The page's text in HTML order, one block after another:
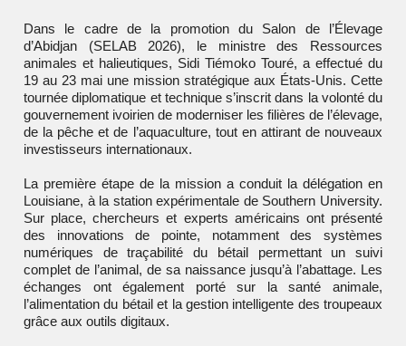
Dans le cadre de la promotion du Salon de l’Élevage
d’Abidjan (SELAB 2026), le ministre des Ressources
animales et halieutiques, Sidi Tiémoko Touré, a effectué du
19 au 23 mai une mission stratégique aux États-Unis. Cette
tournée diplomatique et technique s’inscrit dans la volonté du
gouvernement ivoirien de moderniser les filières de l’élevage,
de la pêche et de l’aquaculture, tout en attirant de nouveaux
investisseurs internationaux.
La première étape de la mission a conduit la délégation en
Louisiane, à la station expérimentale de Southern University.
Sur place, chercheurs et experts américains ont présenté
des innovations de pointe, notamment des systèmes
numériques de traçabilité du bétail permettant un suivi
complet de l’animal, de sa naissance jusqu’à l’abattage. Les
échanges ont également porté sur la santé animale,
l’alimentation du bétail et la gestion intelligente des troupeaux
grâce aux outils digitaux.